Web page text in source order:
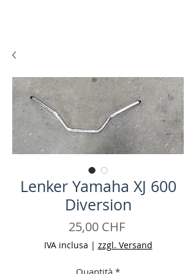
Lenker Yamaha XJ 600
Diversion
25,00 CHFPrezzo
IVA inclusa | zzgl. Versand
Quantità *